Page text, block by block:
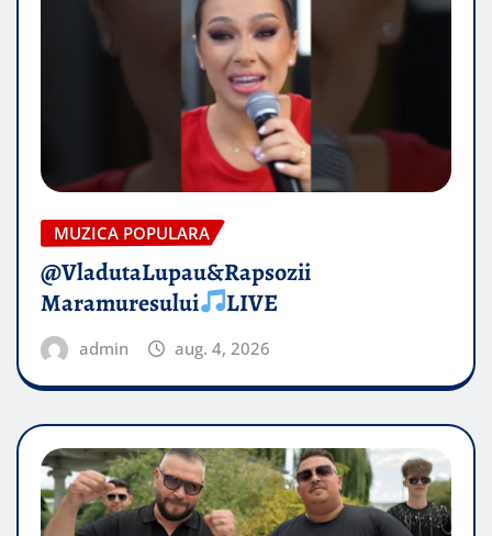
MUZICA POPULARA
@VladutaLupau&Rapsozii
Maramuresului
LIVE
admin aug. 4, 2026